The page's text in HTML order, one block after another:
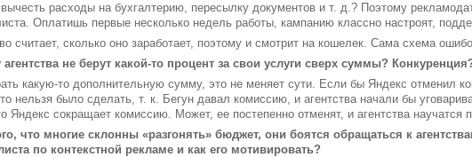
расходы на бухгалтерию, пересылку документов и т. д.? Поэтому
Оплатишь первые несколько недель работы, кампанию классно настроят,
считает, сколько оно заработает, поэтому и смотрит на кошелек. Сама схема
не берут какой-то процент за свои услуги сверх суммы?
какую-то дополнительную сумму, это не меняет сути. Если бы Яндекс отменил
нельзя было сделать, т. к. Бегун давал комиссию, и агентства начали бы
Яндекс сокращает комиссию. Может, ее постепенно отменят, и агентства научатся
что многие склонны «разгонять» бюджет, они боятся обращаться к
по контекстной рекламе и как его мотивировать?